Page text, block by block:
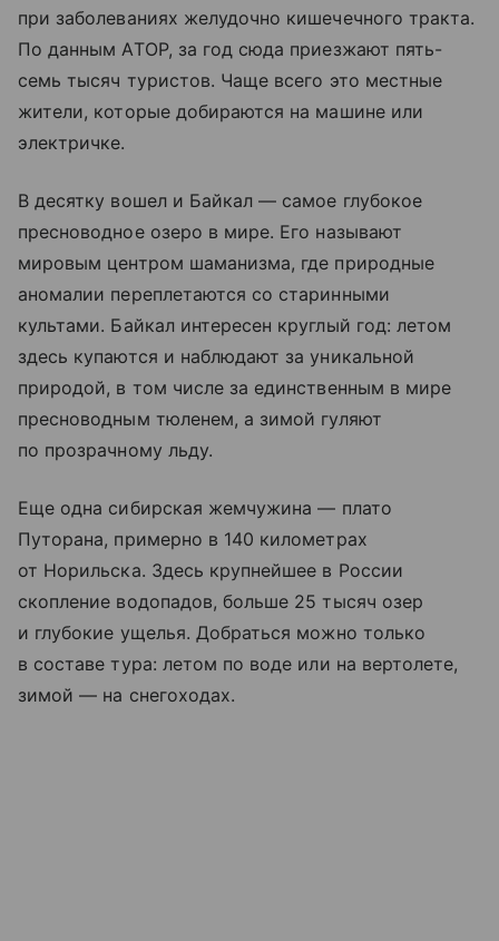
при заболеваниях желудочно кишечечного тракта.
По данным АТОР, за год сюда приезжают пять-
семь тысяч туристов. Чаще всего это местные
жители, которые добираются на машине или
электричке.
В десятку вошел и Байкал — самое глубокое
пресноводное озеро в мире. Его называют
мировым центром шаманизма, где природные
аномалии переплетаются со старинными
культами. Байкал интересен круглый год: летом
здесь купаются и наблюдают за уникальной
природой, в том числе за единственным в мире
пресноводным тюленем, а зимой гуляют
по прозрачному льду.
Еще одна сибирская жемчужина — плато
Путорана, примерно в 140 километрах
от Норильска. Здесь крупнейшее в России
скопление водопадов, больше 25 тысяч озер
и глубокие ущелья. Добраться можно только
в составе тура: летом по воде или на вертолете,
зимой — на снегоходах.